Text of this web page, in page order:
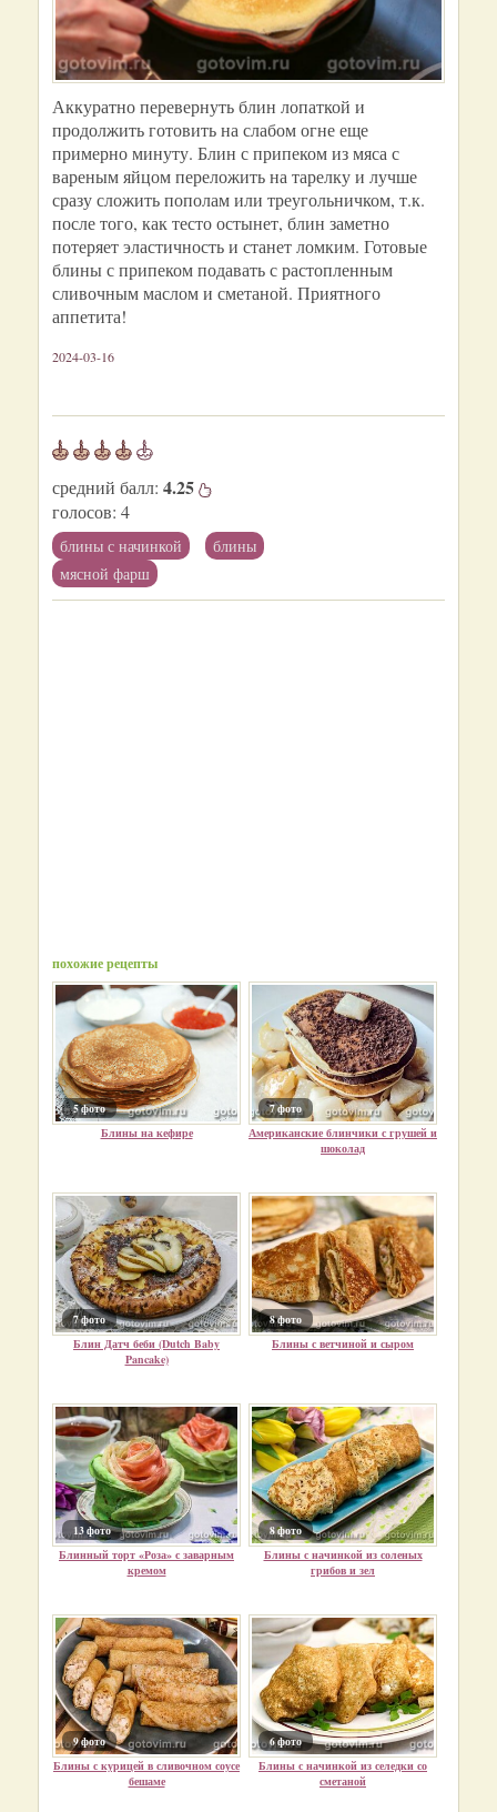
Аккуратно перевернуть блин лопаткой и
продолжить готовить на слабом огне еще
примерно минуту. Блин с припеком из мяса с
вареным яйцом переложить на тарелку и лучше
сразу сложить пополам или треугольничком, т.к.
после того, как тесто остынет, блин заметно
потеряет эластичность и станет ломким. Готовые
блины с припеком подавать с растопленным
сливочным маслом и сметаной. Приятного
аппетита!
2024-03-16
средний балл: 4.25
голосов: 4
блины с начинкой
блины
мясной фарш
похожие рецепты
5 фото
Блины на кефире
7 фото
Американские блинчики с грушей и
шоколад
7 фото
Блин Датч беби (Dutch Baby
Pancake)
8 фото
Блины с ветчиной и сыром
13 фото
Блинный торт «Роза» с заварным
кремом
8 фото
Блины с начинкой из соленых
грибов и зел
9 фото
Блины с курицей в сливочном соусе
бешаме
6 фото
Блины с начинкой из селедки со
сметаной